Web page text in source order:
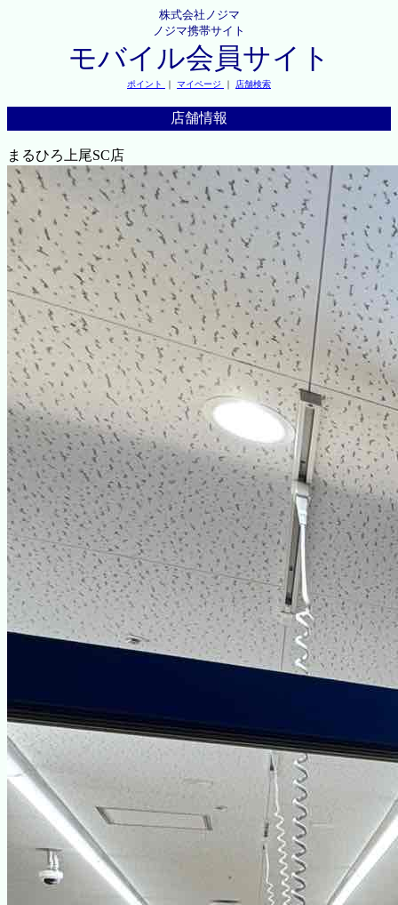
株式会社ノジマ
ノジマ携帯サイト
モバイル会員サイト
ポイント ｜ マイページ ｜ 店舗検索
店舗情報
まるひろ上尾SC店